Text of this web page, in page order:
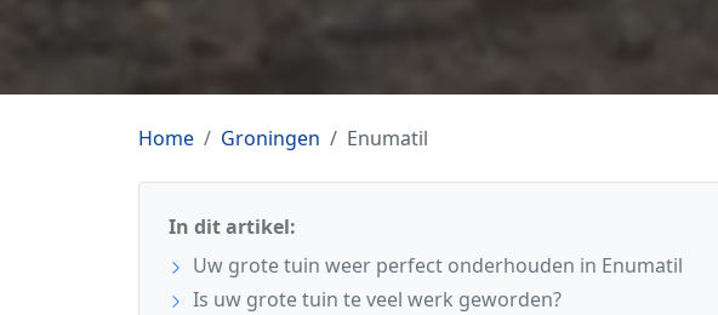
Home Groningen Enumatil
In dit artikel:
Uw grote tuin weer perfect onderhouden in Enumatil
Is uw grote tuin te veel werk geworden?